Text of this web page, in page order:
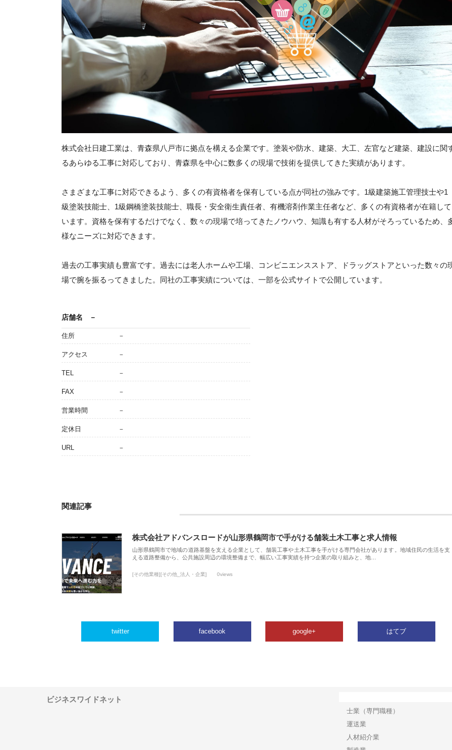
株式会社日建工業は、青森県八戸市に拠点を構える企業です。塗装や防水、建築、大工、左官など建築、建設に関
るあらゆる工事に対応しており、青森県を中心に数多くの現場で技術を提供してきた実績があります。
さまざまな工事に対応できるよう、多くの有資格者を保有している点が同社の強みです。1級建築施工管理技士や1
級塗装技能士、1級鋼橋塗装技能士、職長・安全衛生責任者、有機溶剤作業主任者など、多くの有資格者が在籍して
います。資格を保有するだけでなく、数々の現場で培ってきたノウハウ、知識も有する人材がそろっているため、
様なニーズに対応できます。
過去の工事実績も豊富です。過去には老人ホームや工場、コンビニエンスストア、ドラッグストアといった数々の
場で腕を振るってきました。同社の工事実績については、一部を公式サイトで公開しています。
店舗名 －
住所 －
アクセス －
TEL －
FAX －
営業時間 －
定休日 －
URL －
関連記事
株式会社アドバンスロードが山形県鶴岡市で手がける舗装土木工事と求人情報
山形県鶴岡市で地域の道路基盤を支える企業として、舗装工事や土木工事を手がける専門会社があります。地域住民の生活を支
える道路整備から、公共施設周辺の環境整備まで、幅広い工事実績を持つ企業の取り組みと、地…
[その他業種][その他_法人・企業] 0views
twitter facebook google+ はてブ
ビジネスワイドネット
士業（専門職種）
運送業
人材紹介業